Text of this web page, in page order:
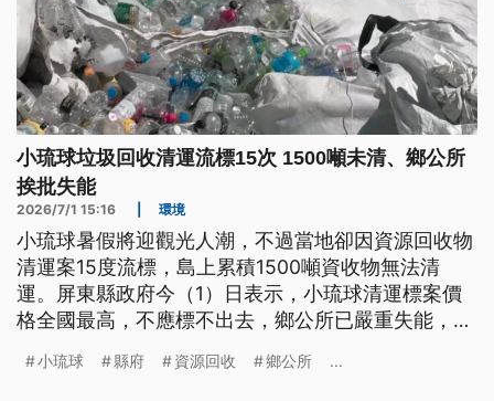
小琉球垃圾回收清運流標15次 1500噸未清、鄉公所
挨批失能
2026/7/1 15:16 環境
小琉球暑假將迎觀光人潮，不過當地卻因資源回收物
清運案15度流標，島上累積1500噸資收物無法清
運。屏東縣政府今（1）日表示，小琉球清運標案價
格全國最高，不應標不出去，鄉公所已嚴重失能，若
小琉球 縣府 資源回收 鄉公所 ...